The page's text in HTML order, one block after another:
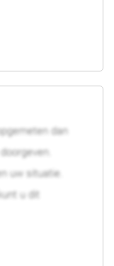
dan
uw situatie.
u dit